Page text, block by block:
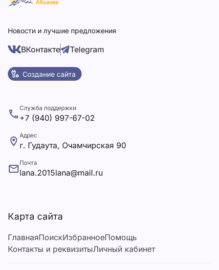
Новости и лучшие предложения
ВКонтакте Telegram
Создание сайта
Карта сайта
ГлавнаяПоискИзбранноеПомощь
Контакты и реквизитыЛичный кабинет
Служба поддержки
+7 (940) 997-67-02
Адрес
г. Гудаута, Очамчирская 90
Почта
lana.2015lana@mail.ru